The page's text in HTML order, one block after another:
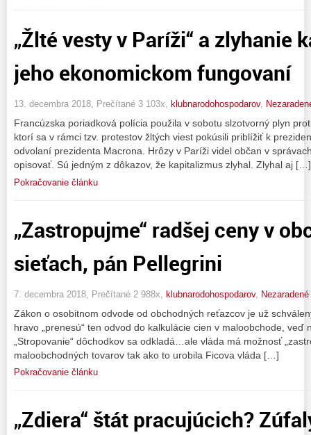
„Žlté vesty v Paríži“ a zlyhanie
jeho ekonomickom fungovaní
13. decembra 2018, Prečítané 3 103x, klubnarodohospodarov,
Francúzska poriadková polícia použila v sobotu slzotvorný plyn
ktorí sa v rámci tzv. protestov žltých viest pokúsili priblížiť k
odvolaní prezidenta Macrona. Hrôzy v Paríži videl občan v
opisovať. Sú jedným z dôkazov, že kapitalizmus zlyhal. Zlyhal aj […]
Pokračovanie článku
„Zastropujme“ radšej ceny v
sieťach, pán Pellegrini
7. decembra 2018, Prečítané 2 988x, klubnarodohospodarov, Nezaradené
Zákon o osobitnom odvode od obchodných reťazcov je už
hravo „prenesú“ ten odvod do kalkulácie cien v maloobchode, veď
„Stropovanie“ dôchodkov sa odkladá…ale vláda má možnosť
maloobchodných tovarov tak ako to urobila Ficova vláda […]
Pokračovanie článku
„Zdiera“ štát pracujúcich?